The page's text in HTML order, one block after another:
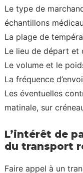
Le type de
échantillons
La plage de
Le lieu de départ et
Le volume et le
La fréquence
Les éventuelles
matinale, sur
L’intérêt de
du transport
Faire appel à un